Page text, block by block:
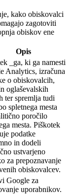
kako obiskovalci
zagotoviti
obiskov ene
Opis
_ga, ki ga namesti
Analytics, izračuna
o obiskovalcih,
oglaševalskih
ter spremlja tudi
spletnega mesta
poročilo
mesta. Piškotek
podatke
in dodeli
ustvarjeno
za prepoznavanje
obiskovalcev.
Google za
uporabnikov.